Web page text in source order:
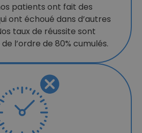
patients ont fait des
ont échoué dans d’autres
taux de réussite sont
l’ordre de 80% cumulés.